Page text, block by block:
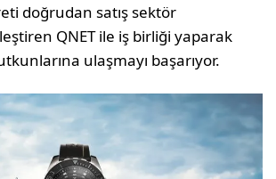
doğrudan satış sektör
QNET ile iş birliği yaparak
ulaşmayı başarıyor.